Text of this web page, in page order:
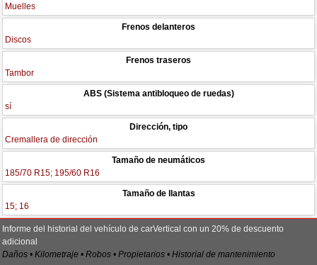
Muelles
Frenos delanteros
Discos
Frenos traseros
Tambor
ABS (Sistema antibloqueo de ruedas)
sí
Dirección, tipo
Cremallera de dirección
Tamaño de neumáticos
185/70 R15; 195/60 R16
Tamaño de llantas
15; 16
Informe del historial del vehículo de carVertical con un 20% de descuento
adicional
Daños • Kilometraje • Robos • Propietarios • Historial de mantenimiento